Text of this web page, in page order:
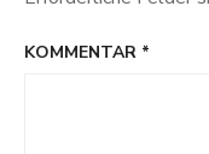
KOMMENTAR *